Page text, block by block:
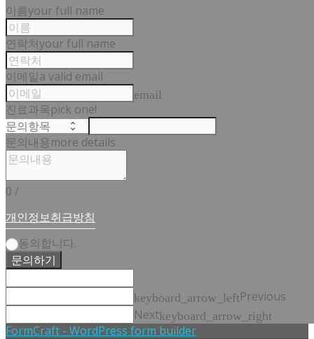
이름your full name
연락처your full name
이메일a valid email
email
진료과목pick one!
문의내용more details
0 /
개인정보취급방침
동의합니다.
문의하기
keyboard_arrow_leftPrevious
Nextkeyboard_arrow_right
FormCraft - WordPress form builder